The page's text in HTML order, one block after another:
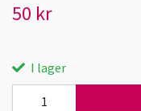
50 kr
I lager